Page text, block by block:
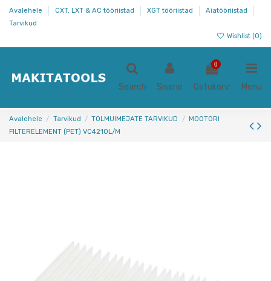
Avalehele CXT, LXT & AC tööriistad XGT tööriistad
Aiatööriistad
Tarvikud
Wishlist (0)
Search Sisene
0
Ostukorv: Menu
Avalehele Tarvikud TOLMUIMEJATE TARVIKUD
MOOTORI
FILTERELEMENT (PET) VC4210L/M